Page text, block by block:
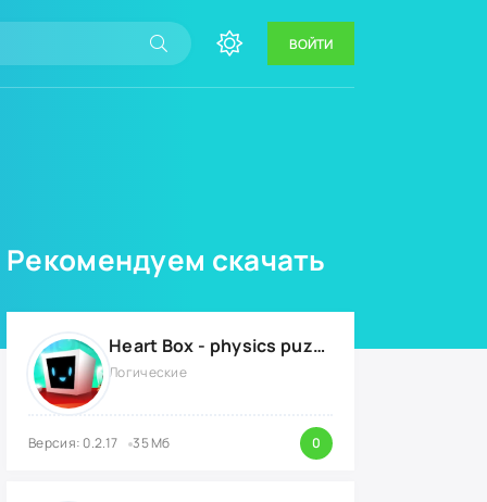
ВОЙТИ
Рекомендуем скачать
Heart Box - physics puzzle {ВЗЛОМ: все разблокировано}
Логические
Версия: 0.2.17 35 Мб 0